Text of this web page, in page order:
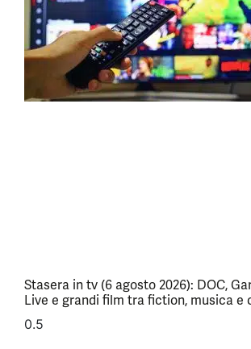
Stasera in tv (6 agosto 2026): DOC,
Live e grandi film tra fiction, musica e